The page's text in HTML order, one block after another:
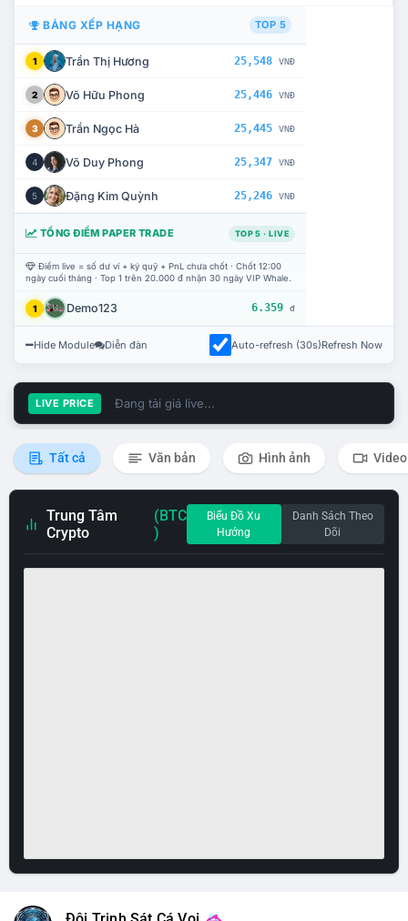
BẢNG XẾP HẠNG TOP 5
1 Trần Thị Hương 25,548 VNĐ
2 Võ Hữu Phong 25,446 VNĐ
3 Trần Ngọc Hà 25,445 VNĐ
4 Võ Duy Phong 25,347 VNĐ
5 Đặng Kim Quỳnh 25,246 VNĐ
TỔNG ĐIỂM PAPER TRADE TOP 5 · LIVE
Điểm live = số dư ví + ký quỹ + PnL chưa chốt · Chốt 12:00
ngày cuối tháng · Top 1 trên 20.000 đ nhận 30 ngày VIP Whale.
1 Demo123 6.359 đ
Hide Module Diễn đàn Auto-refresh (30s)Refresh Now
LIVE PRICE Đang tải giá live...
Tất cả Văn bản Hình ảnh Video
Trung Tâm
Crypto
(BTC
)
Biểu Đồ Xu
Hướng
Danh Sách Theo
Dõi